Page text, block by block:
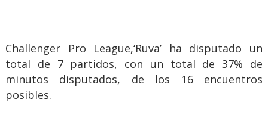
Challenger Pro League,‘Ruva’ ha disputado un
total de 7 partidos, con un total de 37% de
minutos disputados, de los 16 encuentros
posibles.